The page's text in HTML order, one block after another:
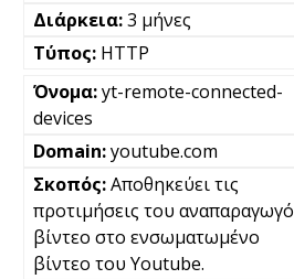
3 μήνες
HTTP
yt-remote-connected-
devices
youtube.com
Αποθηκεύει τις
προτιμήσεις του αναπαραγωγό
βίντεο στο ενσωματωμένο
βίντεο του Youtube.